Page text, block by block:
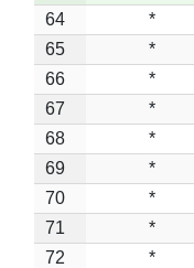
64
*
65
*
66
*
67
*
68
*
69
*
70
*
71
*
72
*